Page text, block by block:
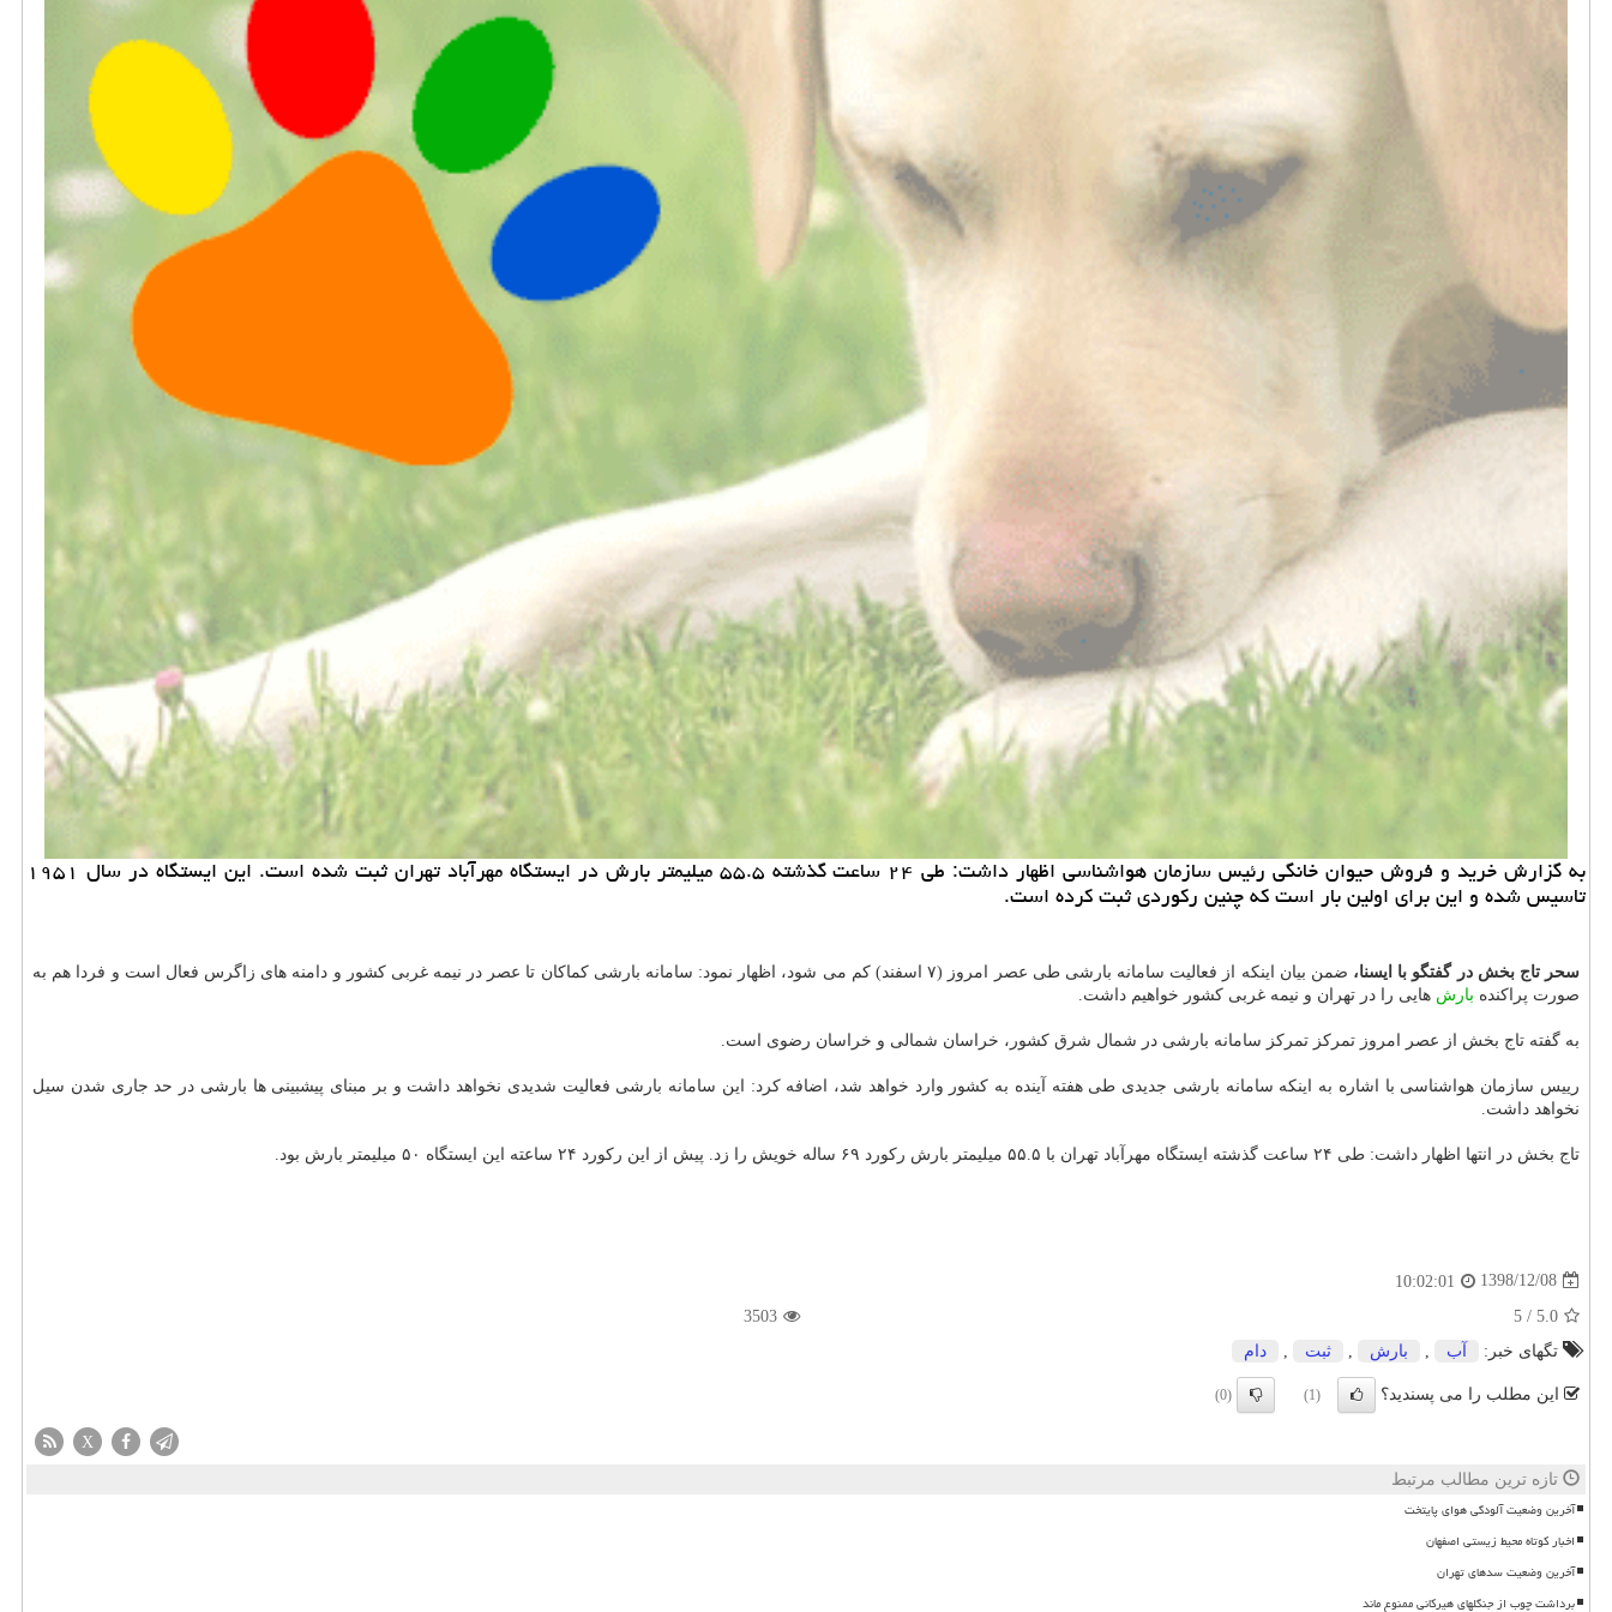
به گزارش خرید و فروش حیوان خانگی رئیس سازمان هواشناسی اظهار داشت: طی ۲۴ ساعت گذشته ۵۵.۵ میلیمتر بارش در ایستگاه مهرآباد تهران ثبت شده است. این ایستگاه در سال ۱۹۵۱
تاسیس شده و این برای اولین بار است كه چنین ركوردی ثبت كرده است.
سحر تاج بخش در گفتگو با ایسنا،
ضمن بیان اینكه از فعالیت سامانه بارشی طی عصر امروز (۷ اسفند) كم می شود، اظهار نمود: سامانه بارشی كماكان تا عصر در نیمه غربی كشور و دامنه های زاگرس فعال است و فردا هم به
صورت پراكنده بارش هایی را در تهران و نیمه غربی كشور خواهیم داشت.
به گفته تاج بخش از عصر امروز تمركز تمركز سامانه بارشی در شمال شرق كشور، خراسان شمالی و خراسان رضوی است.
رییس سازمان هواشناسی با اشاره به اینكه سامانه بارشی جدیدی طی هفته آینده به كشور وارد خواهد شد، اضافه كرد: این سامانه بارشی فعالیت شدیدی نخواهد داشت و بر مبنای پیشبینی ها بارشی در حد جاری شدن سیل
نخواهد داشت.
تاج بخش در انتها اظهار داشت: طی ۲۴ ساعت گذشته ایستگاه مهرآباد تهران با ۵۵.۵ میلیمتر بارش ركورد ۶۹ ساله خویش را زد. پیش از این ركورد ۲۴ ساعته این ایستگاه ۵۰ میلیمتر بارش بود.
1398/12/08
10:02:01
5.0
/
5
3503
تگهای خبر:
آب بارش ثبت دام
این مطلب را می پسندید؟ (1)
(0)
X
تازه ترین مطالب مرتبط
آخرین وضعیت آلودگی هوای پایتخت
اخبار کوتاه محیط زیستی اصفهان
آخرین وضعیت سدهای تهران
برداشت چوب از جنگلهای هیرکانی ممنوع ماند